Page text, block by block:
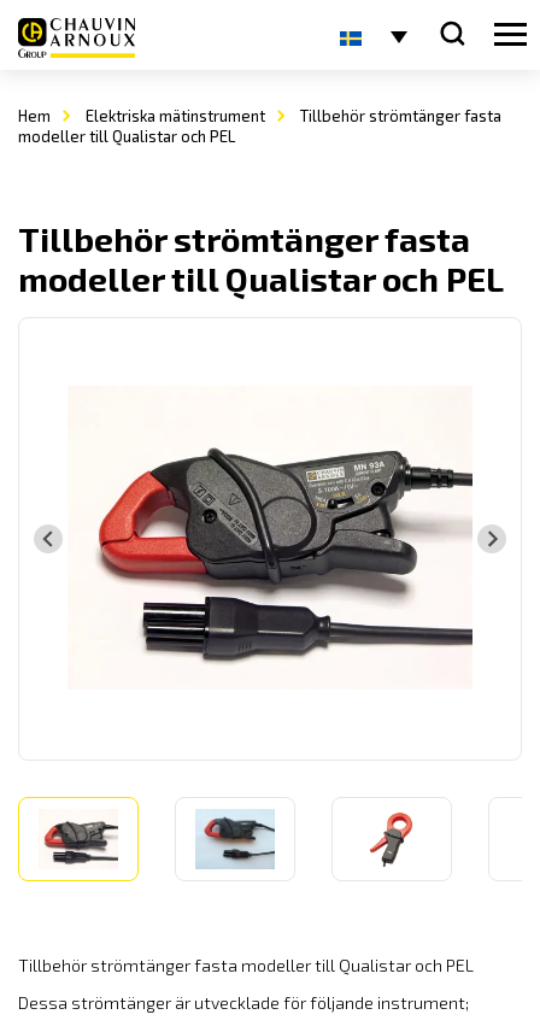
Hem Elektriska mätinstrument
Tillbehör strömtänger fasta
modeller till Qualistar och PEL
Tillbehör strömtänger fasta
modeller till Qualistar och PEL
Tillbehör strömtänger fasta modeller till Qualistar och PEL
Dessa strömtänger är utvecklade för följande instrument;